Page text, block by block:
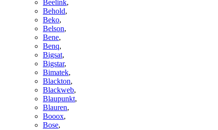
Beelink,
Behold,
Beko,
Belson,
Bene,
Benq,
Bigsat,
Bigstar,
Bimatek,
Blackton,
Blackweb,
Blaupunkt,
Blauren,
Booox,
Bose,